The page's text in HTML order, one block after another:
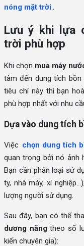
nóng mặt trời.
Lưu ý khi lựa
trời phù hợp
Khi chọn mua máy
tâm đến dung tích
tiêu chí này thì bạn
phù hợp nhất với nhu
Dựa vào dung tích
Việc chọn dung tích
quan trọng bởi nó ảnh
Bạn cần phân loại sử
ty, nhà máy, xí
lượng người sử dụng.
Sau đây, bạn có thể
dương năngtheo số
kiến chuyên gia):